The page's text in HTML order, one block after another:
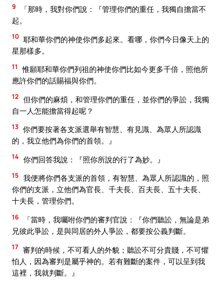
9
「那時，我對你們說：『管理你們的重任，我獨自擔當不
起。
10 耶和華你們的神使你們多起來。看哪，你們今日像天上的
星那樣多。
11 惟願耶和華你們列祖的神使你們比如今更多千倍，照他所
應許你們的話賜福與你們。
12 但你們的麻煩，和管理你們的重任，並你們的爭訟，我獨
自一人怎能擔當得起呢？
13 你們要按著各支派選舉有智慧、有見識、為眾人所認識
的，我立他們為你們的首領。』
14 你們回答我說：『照你所說的行了為妙。』
15 我便將你們各支派的首領，有智慧、為眾人所認識的，照
你們的支派，立他們為官長、千夫長、百夫長、五十夫長、
十夫長，管理你們。
16
「當時，我囑咐你們的審判官說：『你們聽訟，無論是弟
兄彼此爭訟，是與同居的外人爭訟，都要按公義判斷。
17 審判的時候，不可看人的外貌；聽訟不可分貴賤，不可懼
怕人，因為審判是屬乎神的。若有難斷的案件，可以呈到我
這裡，我就判斷。』